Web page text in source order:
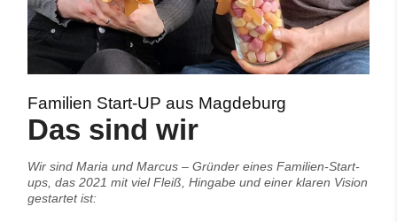
Familien Start-UP aus Magdeburg
Das sind wir
Wir sind Maria und Marcus – Gründer eines Familien-Start-
ups, das 2021 mit viel Fleiß, Hingabe und einer klaren Vision
gestartet ist: